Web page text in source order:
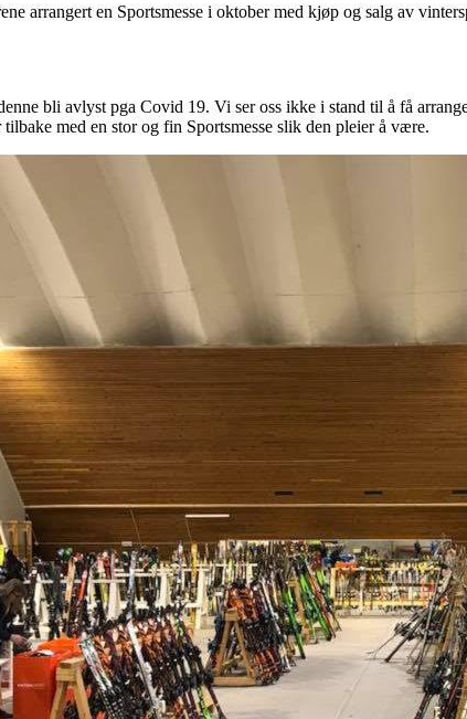
arrangert en Sportsmesse i oktober med kjøp og salg av
bli avlyst pga Covid 19. Vi ser oss ikke i stand til å få
med en stor og fin Sportsmesse slik den pleier å være.